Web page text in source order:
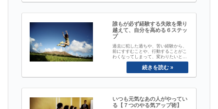
解者になって、小さな悩みや失敗のせ
という状況から抜...
誰もが必ず経験する失敗を乗り
越えて、自分を高める６ステッ
プ
過去に犯した過ちや、苦い経験から、
前にすすむことや、行動することがこ
わくなってしまって、変わりたいとい
う気持ちはあるのに、同じところで足
踏みばかりしてしまうことってありま
すよね。今日はそんな過去の失敗を乗
り越えて、あなた本来の実力を発揮で
誰もが必ず経験する失敗を乗り越えて
いつも元気なあの人がやってい
る【７つのやる気アップ術】